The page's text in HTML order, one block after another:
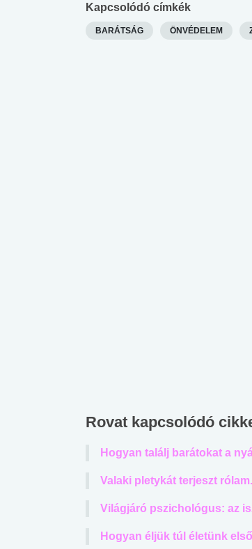
Kapcsolódó címkék
BARÁTSÁG ÖNVÉDELEM
Rovat kapcsolódó
Hogyan találj barátokat a
Valaki pletykát terjeszt
Világjáró pszichológus: az
Hogyan éljük túl életünk